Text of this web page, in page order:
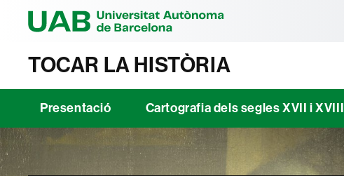
TOCAR LA HISTÒRIA
Presentació Cartografia dels segles XVII i XVIII